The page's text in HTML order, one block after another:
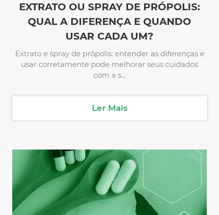
EXTRATO OU SPRAY DE PRÓPOLIS:
QUAL A DIFERENÇA E QUANDO
USAR CADA UM?
Extrato e spray de própolis: entender as diferenças e
usar corretamente pode melhorar seus cuidados
com a s...
Ler Mais